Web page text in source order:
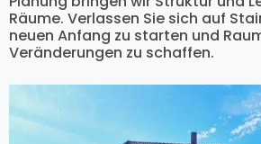
Räume. Verlassen Sie sich auf
neuen Anfang zu starten und
Veränderungen zu schaffen.